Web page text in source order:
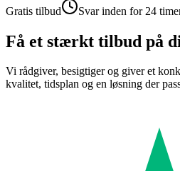
Gratis tilbud Svar inden for 24
Få et stærkt tilbud på
Vi rådgiver, besigtiger og giver et
kvalitet, tidsplan og en løsning der